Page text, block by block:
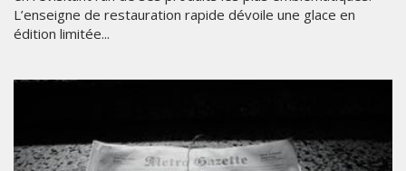
L’enseigne de restauration rapide dévoile une glace en
édition limitée...